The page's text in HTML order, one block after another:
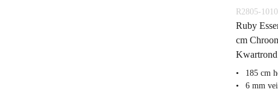
R2805-
Ruby
cm
Kwartrond
185 cm
6 mm